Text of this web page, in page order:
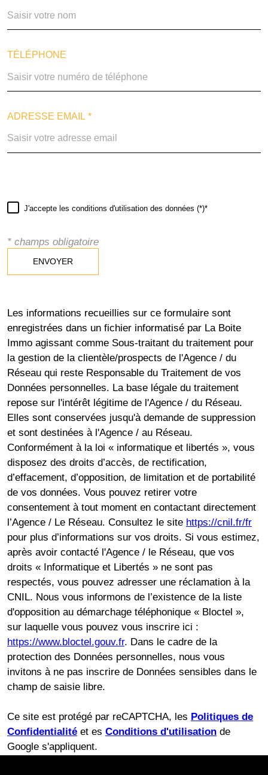
TÉLÉPHONE
ADRESSE EMAIL *
J'accepte les conditions d'utilisation des données (*)*
* champs obligatoire
ENVOYER
Les informations recueillies sur ce formulaire sont
enregistrées dans un fichier informatisé par La Boite
Immo agissant comme Sous-traitant du traitement pour
la gestion de la clientèle/prospects de l'Agence / du
Réseau qui reste Responsable du Traitement de vos
Données personnelles. La base légale du traitement
repose sur l'intérêt légitime de l'Agence / du Réseau.
Elles sont conservées jusqu'à demande de suppression
et sont destinées à l'Agence / au Réseau.
Conformément à la loi « informatique et libertés », vous
disposez des droits d’accès, de rectification,
d’effacement, d’opposition, de limitation et de portabilité
de vos données. Vous pouvez retirer votre
consentement à tout moment en contactant directement
l’Agence / Le Réseau. Consultez le site https://cnil.fr/fr
pour plus d’informations sur vos droits. Si vous estimez,
après avoir contacté l'Agence / le Réseau, que vos
droits « Informatique et Libertés » ne sont pas
respectés, vous pouvez adresser une réclamation à la
CNIL. Nous vous informons de l’existence de la liste
d'opposition au démarchage téléphonique « Bloctel »,
sur laquelle vous pouvez vous inscrire ici :
https://www.bloctel.gouv.fr. Dans le cadre de la
protection des Données personnelles, nous vous
invitons à ne pas inscrire de Données sensibles dans le
champ de saisie libre.
Ce site est protégé par reCAPTCHA, les Politiques de
Confidentialité et es Conditions d'utilisation de
Google s'appliquent.